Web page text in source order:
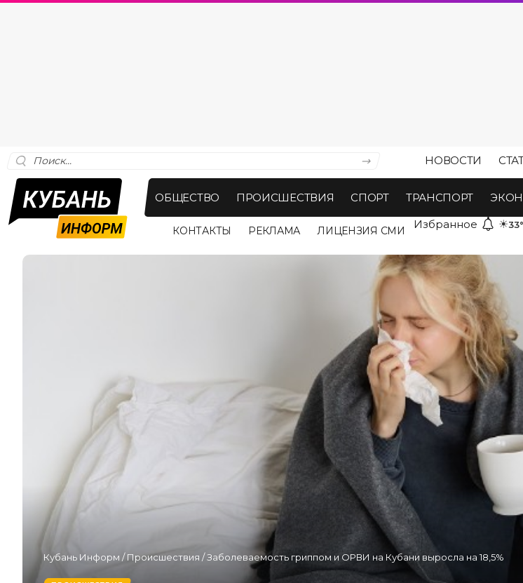
НОВОСТИ
ОБЩЕСТВО ПРОИСШЕСТВИЯ СПОРТ ТРАНСПОРТ
КОНТАКТЫ РЕКЛАМА ЛИЦЕНЗИЯ СМИ Избранное ☀
Кубань Информ /Происшествия /Заболеваемость гриппом и ОРВИ на Кубани выросла на 18,5%